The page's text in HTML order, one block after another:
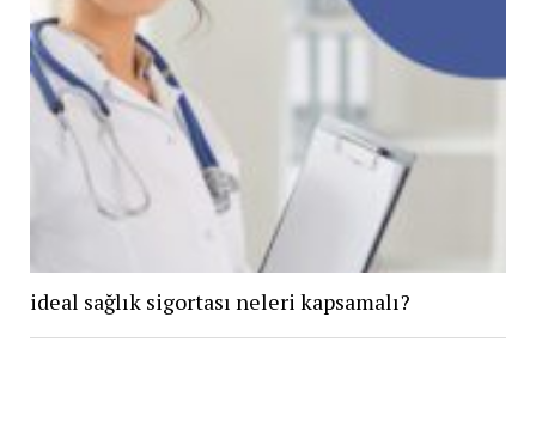
ideal sağlık sigortası neleri kapsamalı?